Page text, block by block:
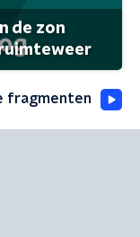
de zon
fragmenten